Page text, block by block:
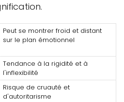
Peut se montrer froid et distant
sur le plan émotionnel
Tendance à la rigidité et à
l'inflexibilité
Risque de cruauté et
d'autoritarisme